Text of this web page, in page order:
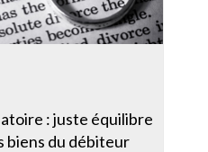
: juste équilibre
biens du débiteur